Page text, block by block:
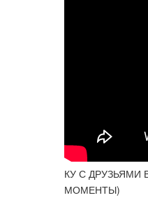
КУ С ДРУЗЬЯМИ
МОМЕНТЫ)